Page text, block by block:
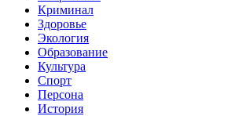
Криминал
Здоровье
Экология
Образование
Культура
Спорт
Персона
История